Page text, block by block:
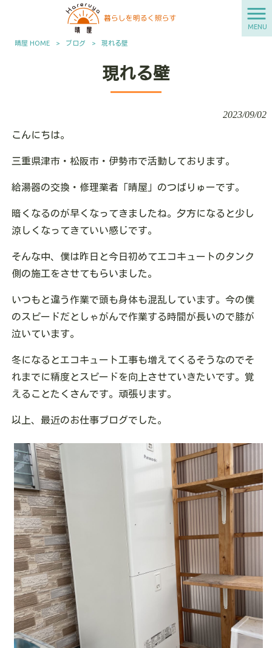
MENU
晴屋 HOME > ブログ > 現れる壁
現れる壁
2023/09/02
こんにちは。
三重県津市・松阪市・伊勢市で活動しております。
給湯器の交換・修理業者「晴屋」のつばりゅーです。
暗くなるのが早くなってきましたね。夕方になると少し
涼しくなってきていい感じです。
そんな中、僕は昨日と今日初めてエコキュートのタンク
側の施工をさせてもらいました。
いつもと違う作業で頭も身体も混乱しています。今の僕
のスピードだとしゃがんで作業する時間が長いので膝が
泣いています。
冬になるとエコキュート工事も増えてくるそうなのでそ
れまでに精度とスピードを向上させていきたいです。覚
えることたくさんです。頑張ります。
以上、最近のお仕事ブログでした。